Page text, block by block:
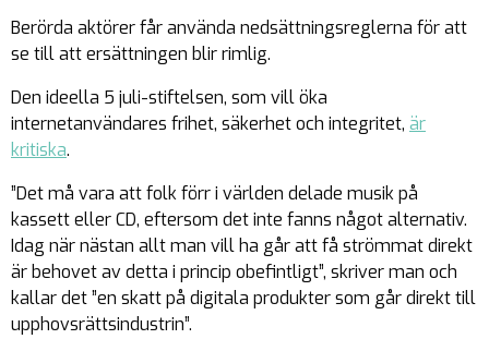
Berörda aktörer får använda nedsättningsreglerna för att
se till att ersättningen blir rimlig.
Den ideella 5 juli-stiftelsen, som vill öka
internetanvändares frihet, säkerhet och integritet, är
kritiska.
”Det må vara att folk förr i världen delade musik på
kassett eller CD, eftersom det inte fanns något alternativ.
Idag när nästan allt man vill ha går att få strömmat direkt
är behovet av detta i princip obefintligt”, skriver man och
kallar det ”en skatt på digitala produkter som går direkt till
upphovsrättsindustrin”.